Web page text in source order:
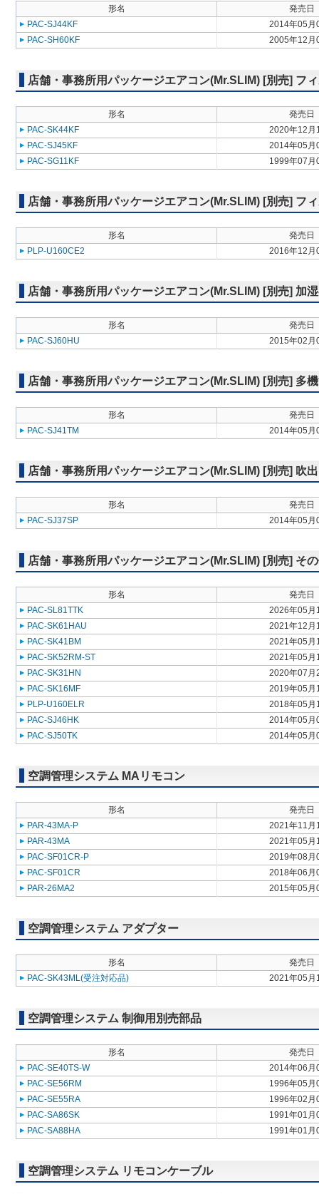
形名
発売日
PAC-SJ44KF
2014年05月
PAC-SH60KF
2005年12月
店舗・事務所用パッケージエアコン(Mr.SLIM) [別売] フ
形名
発売日
PAC-SK44KF
2020年12月
PAC-SJ45KF
2014年05月
PAC-SG11KF
1999年07月
店舗・事務所用パッケージエアコン(Mr.SLIM) [別売] フ
形名
発売日
PLP-U160CE2
2016年12月
店舗・事務所用パッケージエアコン(Mr.SLIM) [別売] 加
形名
発売日
PAC-SJ60HU
2015年02月
店舗・事務所用パッケージエアコン(Mr.SLIM) [別売] 多
形名
発売日
PAC-SJ41TM
2014年05月
店舗・事務所用パッケージエアコン(Mr.SLIM) [別売] 吹
形名
発売日
PAC-SJ37SP
2014年05月
店舗・事務所用パッケージエアコン(Mr.SLIM) [別売] そ
形名
発売日
PAC-SL81TTK
2026年05月
PAC-SK61HAU
2021年12月
PAC-SK41BM
2021年05月
PAC-SK52RM-ST
2021年05月
PAC-SK31HN
2020年07月
PAC-SK16MF
2019年05月
PLP-U160ELR
2018年05月
PAC-SJ46HK
2014年05月
PAC-SJ50TK
2014年05月
空調管理システム MAリモコン
形名
発売日
PAR-43MA-P
2021年11月
PAR-43MA
2021年05月
PAC-SF01CR-P
2019年08月
PAC-SF01CR
2018年06月
PAR-26MA2
2015年05月
空調管理システム アダプター
形名
発売日
PAC-SK43ML(受注対応品)
2021年05月
空調管理システム 制御用別売部品
形名
発売日
PAC-SE40TS-W
2014年06月
PAC-SE56RM
1996年05月
PAC-SE55RA
1996年02月
PAC-SA86SK
1991年01月
PAC-SA88HA
1991年01月
空調管理システム リモコンケーブル